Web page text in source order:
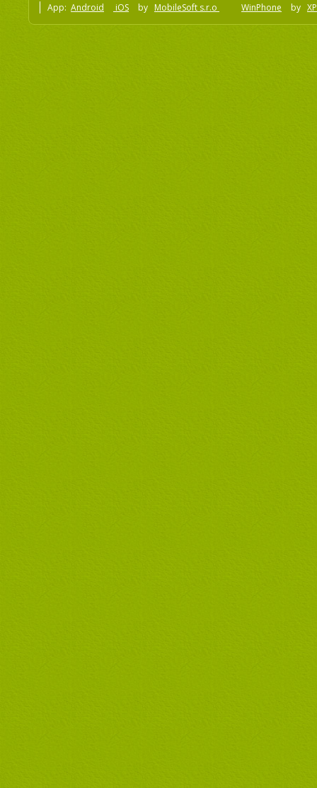
App: Android iOS by MobileSoft s.r.o WinPhone by